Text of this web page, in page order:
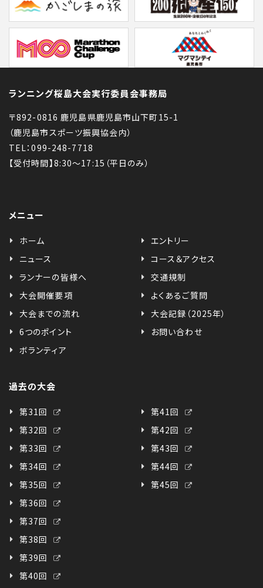
ランニング桜島大会実行委員会事務局
〒892-0816 鹿児島県鹿児島市山下町15-1
（鹿児島市スポーツ振興協会内）
TEL：099-248-7718
【受付時間】8:30〜17:15（平日のみ）
メニュー
ホーム
ニュース
ランナーの皆様へ
大会開催要項
大会までの流れ
6つのポイント
ボランティア
エントリー
コース＆アクセス
交通規制
よくあるご質問
大会記録（2025年）
お問い合わせ
過去の大会
第31回
第32回
第33回
第34回
第35回
第36回
第37回
第38回
第39回
第40回
第41回
第42回
第43回
第44回
第45回